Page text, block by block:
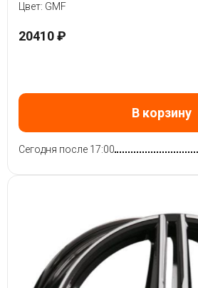
Цвет: GMF
20410 ₽
В корзину
Сегодня после 17:00